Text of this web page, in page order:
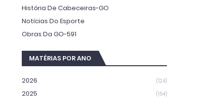
História De Cabeceiras-GO
Notícias Do Esporte
Obras Da GO-591
MATÉRIAS POR ANO
2026 (124)
2025 (154)